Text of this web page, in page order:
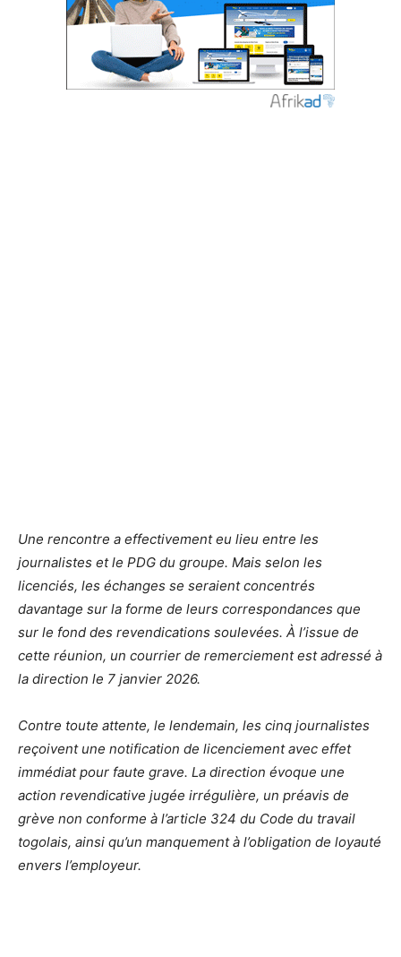
Une rencontre a effectivement eu lieu entre les
journalistes et le PDG du groupe. Mais selon les
licenciés, les échanges se seraient concentrés
davantage sur la forme de leurs correspondances que
sur le fond des revendications soulevées. À l’issue de
cette réunion, un courrier de remerciement est adressé à
la direction le 7 janvier 2026.
Contre toute attente, le lendemain, les cinq journalistes
reçoivent une notification de licenciement avec effet
immédiat pour faute grave. La direction évoque une
action revendicative jugée irrégulière, un préavis de
grève non conforme à l’article 324 du Code du travail
togolais, ainsi qu’un manquement à l’obligation de loyauté
envers l’employeur.